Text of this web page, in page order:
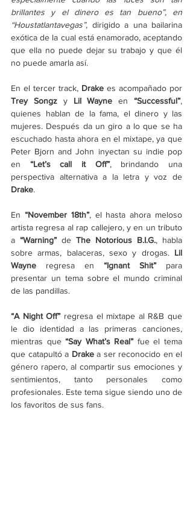
brillantes y el dinero es tan bueno”, en
“Houstatlantavegas”, dirigido a una bailarina
exótica de la cual está enamorado, aceptando
que ella no puede dejar su trabajo y que él
no puede amarla así.
En el tercer track, Drake
Trey Songz y Lil Wayne en “Successful”,
quienes hablan de la fama, el dinero y las
mujeres. Después da un giro a lo que se ha
escuchado hasta ahora en el mixtape, ya que
Peter Bjorn and John inyectan su indie pop
en “Let’s call it Off”, brindando una
Drake.
En “November 18th”, el hasta ahora meloso
artista regresa al rap callejero, y en un tributo
a “Warning” de The Notorious B.I.G., habla
sobre armas, balaceras, sexo y drogas. Lil
Wayne regresa en “Ignant Shit”
para
presentar un tema sobre el mundo criminal
de las pandillas.
“A Night Off” regresa el mixtape al R&B que
le dio identidad a las primeras canciones,
mientras que “Say What’s Real” fue el tema
que catapultó a Drake a ser reconocido en el
género rapero, al compartir sus emociones y
sentimientos, tanto personales como
profesionales. Este tema sigue siendo uno de
los favoritos de sus fans.